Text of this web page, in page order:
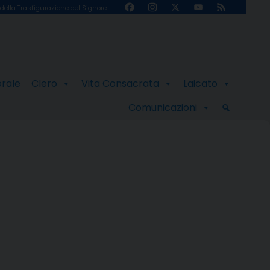
Trasfigurazione del Signore FacebookInstagram
X
YouTube
Feed
Clero Vita Consacrata
Laicato
Comunicazioni